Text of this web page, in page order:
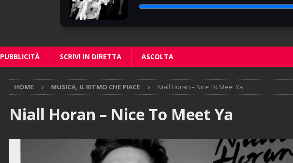
PUBBLICITÀ SCRIVI IN DIRETTA ASCOLTA
HOME MUSICA, IL RITMO CHE PIACE Niall Horan – Nice To Meet Ya
Niall Horan – Nice To Meet Ya